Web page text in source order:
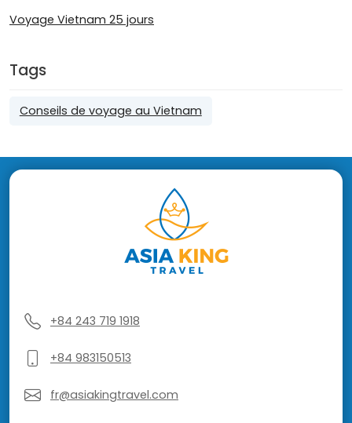
Voyage Vietnam 25 jours
Tags
Conseils de voyage au Vietnam
+84 243 719 1918
+84 983150513
fr@asiakingtravel.com